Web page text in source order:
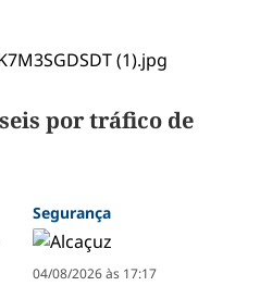
por tráfico de
Segurança
04/08/2026 às 17:17